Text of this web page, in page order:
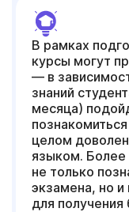
В рамках
курсы могут
— в
знаний
месяца)
целом
языком. Более
не только
экзамена, но и
для получения